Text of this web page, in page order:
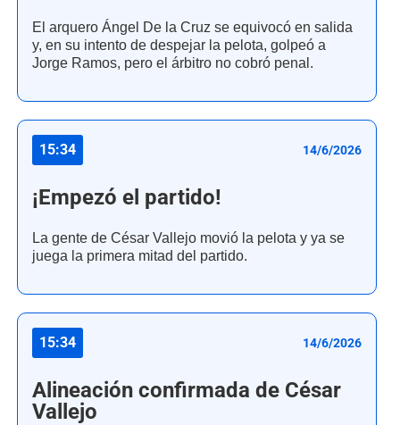
El arquero Ángel De la Cruz se equivocó en salida
y, en su intento de despejar la pelota, golpeó a
Jorge Ramos, pero el árbitro no cobró penal.
15:34 14/6/2026
¡Empezó el partido!
La gente de César Vallejo movió la pelota y ya se
juega la primera mitad del partido.
15:34 14/6/2026
Alineación confirmada de César
Vallejo